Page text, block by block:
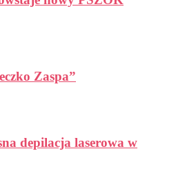
Zaspa”
depilacja laserowa w